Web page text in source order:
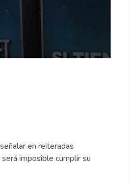
en reiteradas
imposible cumplir su